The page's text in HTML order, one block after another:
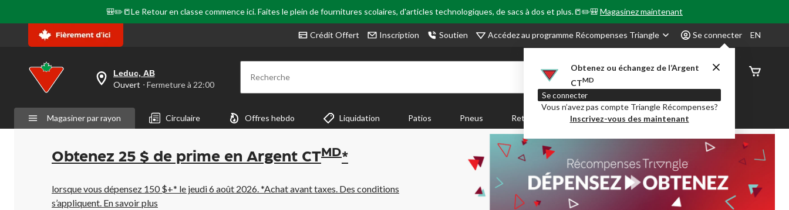
🎒✏️📒Le Retour en classe commence ici. Faites le plein de fournitures scolaires, d'articles technologiques, de sacs à dos et plus.📒✏️🎒Magasinez maintenant
Crédit Offert Inscription Soutien Accédez au programme Récompenses Triangle Se connecter
Obtenez ou échangez de l’Argent
CTMD
Se connecter
Vous n’avez pas compte Triangle Récompenses?
Inscrivez-vous des maintenant
EN
votre
est
Leduc,
AB,
Fermeture
à
22:00
cliquer
pour
Leduc, AB
Ouvert ⋅ Fermeture à 22:00 Recherche
État de
Magasiner par rayon Circulaire Offres hebdo Liquidation Patios Pneus Retour en Classe Party City Centre-auto
Obtenez 25 $ de prime en Argent CT MD*
lorsque vous dépensez 150 $+* le jeudi 6 août 2026. *Achat avant taxes. Des conditions
s’appliquent. En savoir plus